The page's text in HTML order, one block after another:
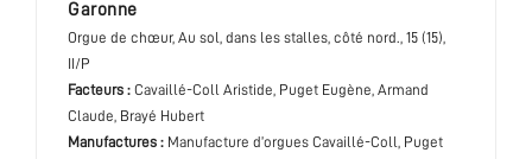
Garonne
Orgue de chœur, Au sol, dans les stalles, côté nord., 15 (15),
II/P
Facteurs : Cavaillé-Coll Aristide, Puget Eugène, Armand
Claude, Brayé Hubert
Manufactures : Manufacture d’orgues Cavaillé-Coll, Puget